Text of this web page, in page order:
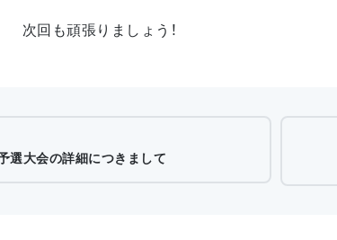
次回も頑張りましょう！
予選大会の詳細につきまして